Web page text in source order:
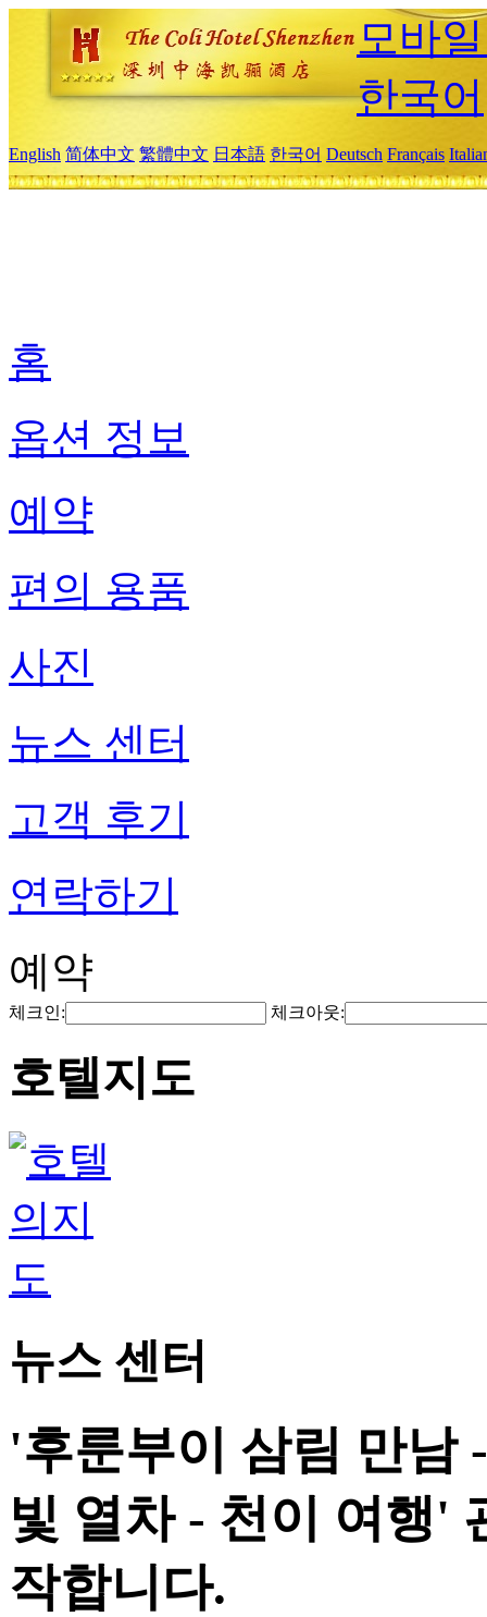
모바
한국어
English 简体中文 繁體中文 日本語 한국어 Deutsch Français
홈
옵션 정보
예약
편의 용품
사진
뉴스 센터
고객 후기
연락하기
예약
체크인: 체크아웃:
호텔지도
뉴스 센터
'후룬부이 삼림 만남
빛 열차 - 천이 여행'
작합니다.